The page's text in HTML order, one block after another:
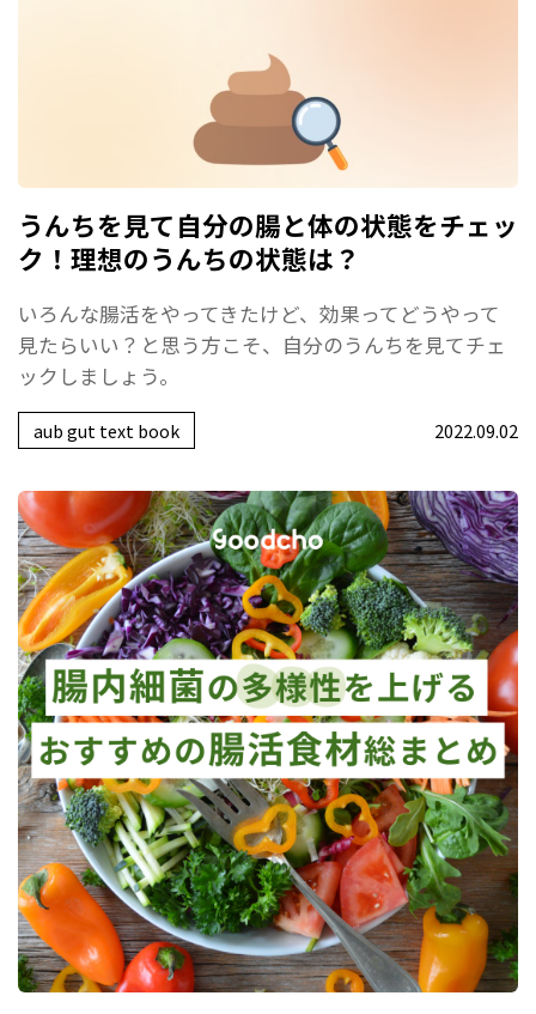
うんちを見て自分の腸と体の状態をチェッ
ク！理想のうんちの状態は？
いろんな腸活をやってきたけど、効果ってどうやって
見たらいい？と思う方こそ、自分のうんちを見てチェ
ックしましょう。
aub gut text book 2022.09.02